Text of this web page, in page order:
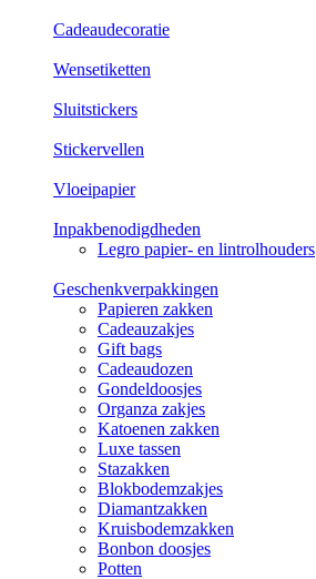
Cadeaudecoratie
Wensetiketten
Sluitstickers
Stickervellen
Vloeipapier
Inpakbenodigdheden
Legro papier- en lintrolhouders
Geschenkverpakkingen
Papieren zakken
Cadeauzakjes
Gift bags
Cadeaudozen
Gondeldoosjes
Organza zakjes
Katoenen zakken
Luxe tassen
Stazakken
Blokbodemzakjes
Diamantzakken
Kruisbodemzakken
Bonbon doosjes
Potten